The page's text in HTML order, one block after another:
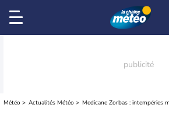
Météo Actualités Météo Medicane Zorbas : intempéries